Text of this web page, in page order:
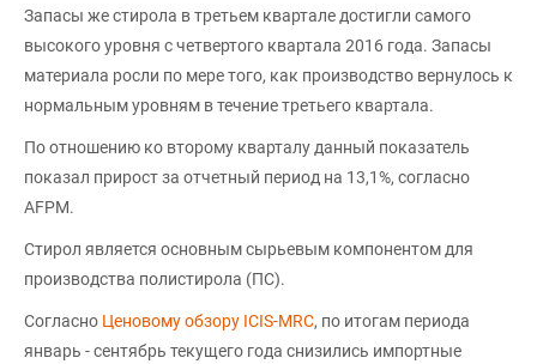
Запасы же стирола в третьем квартале достигли самого
высокого уровня с четвертого квартала 2016 года. Запасы
материала росли по мере того, как производство вернулось к
нормальным уровням в течение третьего квартала.
По отношению ко второму кварталу данный показатель
показал прирост за отчетный период на 13,1%, согласно
AFPM.
Стирол является основным сырьевым компонентом для
производства полистирола (ПС).
Согласно Ценовому обзору ICIS-MRC, по итогам периода
январь - сентябрь текущего года снизились импортные